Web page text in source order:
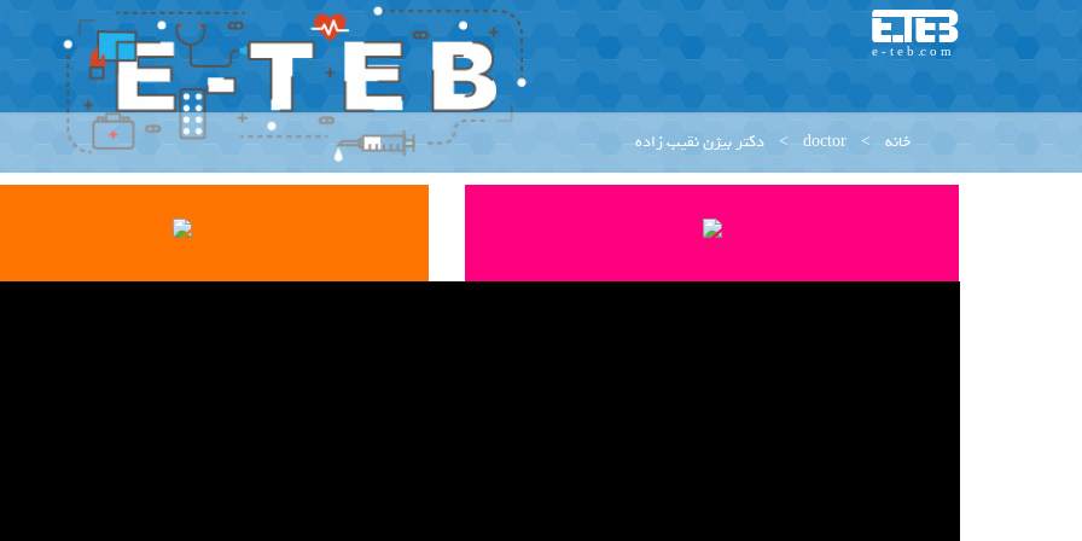
خانه >
doctor
> دکتر بیژن نقیب زاده